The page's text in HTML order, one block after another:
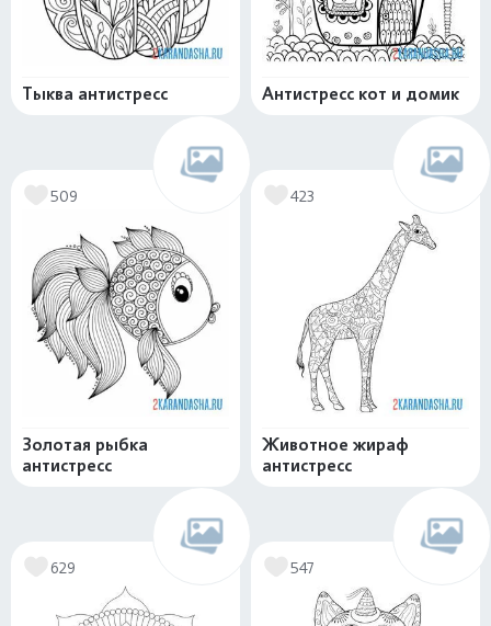
Тыква антистресс Антистресс кот и домик
509
Золотая рыбка
антистресс
423
Животное жираф
антистресс
629 547